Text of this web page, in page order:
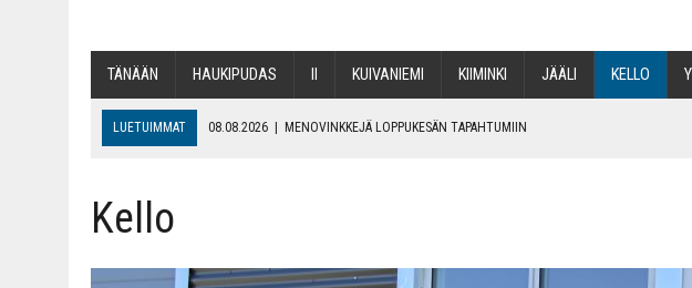
TÄNÄÄN HAU­KI­PU­DAS KUI­VA­NIE­MI KII­MIN­KI JÄÄ­LI KEL­LO
LUETUIMMAT 08.08.2026 | MENO­VINK­KE­JÄ LOP­PU­KE­SÄN TAPAHTUMIIN
06.08.2026
06.08.2026
09.08.2026 | RAN­TA­POH­JAN TIE­TO­VI­SA 9.8.2026
Kello